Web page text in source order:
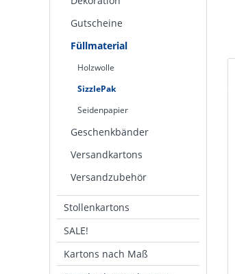
Gutscheine
Füllmaterial
Holzwolle
SizzlePak
Seidenpapier
Geschenkbänder
Versandkartons
Versandzubehör
Stollenkartons
SALE!
Kartons nach Maß